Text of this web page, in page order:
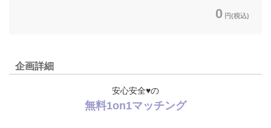
0 円(税込)
企画詳細
安心安全♥の
無料1on1マッチング